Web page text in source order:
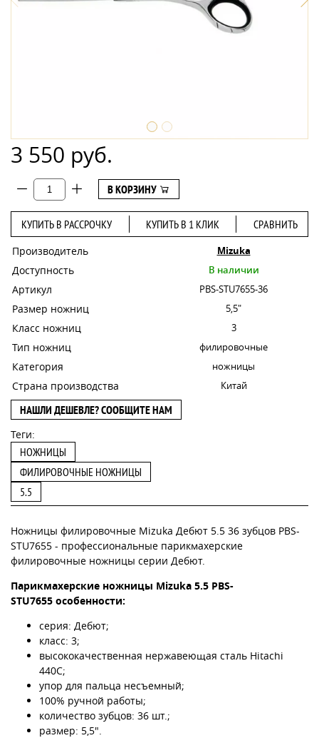
3 550 руб.
В КОРЗИНУ
КУПИТЬ В РАССРОЧКУ КУПИТЬ В 1 КЛИК СРАВНИТЬ
Производитель Mizuka
Доступность В наличии
Артикул PBS-STU7655-36
Размер ножниц 5,5"
Класс ножниц 3
Тип ножниц филировочные
Категория ножницы
Страна производства Китай
НАШЛИ ДЕШЕВЛЕ? СООБЩИТЕ НАМ
Теги:
НОЖНИЦЫ
ФИЛИРОВОЧНЫЕ НОЖНИЦЫ
5.5
Ножницы филировочные Mizuka Дебют 5.5 36 зубцов PBS-
STU7655 - профессиональные парикмахерские
филировочные ножницы серии Дебют.
Парикмахерские ножницы Mizuka 5.5 PBS-
STU7655 особенности:
серия: Дебют;
класс: 3;
высококачественная нержавеющая сталь Hitachi
440С;
упор для пальца несъемный;
100% ручной работы;
количество зубцов: 36 шт.;
размер: 5,5".